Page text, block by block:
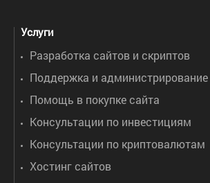
Услуги
Разработка сайтов и скриптов
Поддержка и администрирование
Помощь в покупке сайта
Консультации по инвестициям
Консультации по криптовалютам
Хостинг сайтов